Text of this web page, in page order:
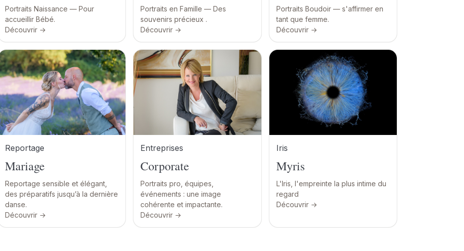
Portraits Naissance — Pour
accueillir Bébé.
Découvrir →
Portraits en Famille — Des
souvenirs précieux .
Découvrir →
Portraits Boudoir — s'affirmer en
tant que femme.
Découvrir →
Reportage
Mariage
Reportage sensible et élégant,
des préparatifs jusqu’à la dernière
danse.
Découvrir →
Entreprises
Corporate
Portraits pro, équipes,
événements : une image
cohérente et impactante.
Découvrir →
Iris
Myris
L'Iris, l'empreinte la plus intime du
regard
Découvrir →